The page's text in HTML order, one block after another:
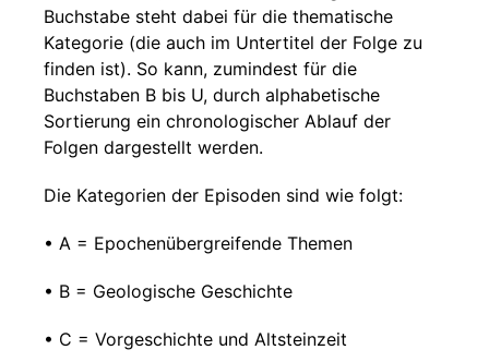
Buchstabe steht dabei für die thematische
Kategorie (die auch im Untertitel der Folge zu
finden ist). So kann, zumindest für die
Buchstaben B bis U, durch alphabetische
Sortierung ein chronologischer Ablauf der
Folgen dargestellt werden.
Die Kategorien der Episoden sind wie folgt:
• A = Epochenübergreifende Themen
• B = Geologische Geschichte
• C = Vorgeschichte und Altsteinzeit